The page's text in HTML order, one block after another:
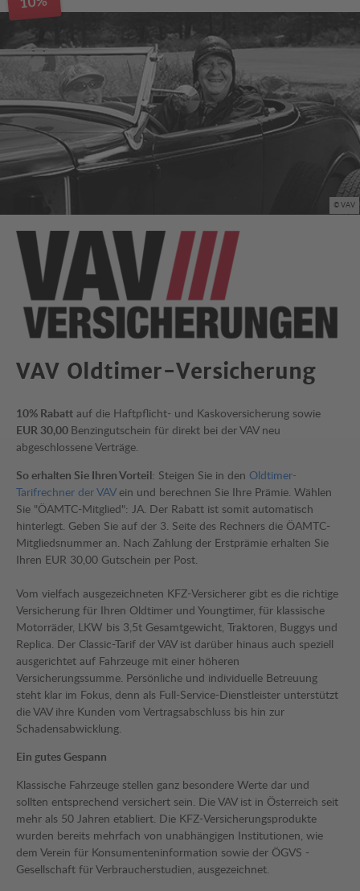
© VAV
VAV Oldtimer-Versicherung
10% Rabatt auf die Haftpflicht- und Kaskoversicherung sowie
EUR 30,00 Benzingutschein für direkt bei der VAV neu
abgeschlossene Verträge.
So erhalten Sie Ihren Vorteil: Steigen Sie in den Oldtimer-
Tarifrechner der VAVein und berechnen Sie Ihre Prämie. Wählen
Sie "ÖAMTC-Mitglied": JA. Der Rabatt ist somit automatisch
hinterlegt. Geben Sie auf der 3. Seite des Rechners die ÖAMTC-
Mitgliedsnummer an. Nach Zahlung der Erstprämie erhalten Sie
Ihren EUR 30,00 Gutschein per Post.
Vom vielfach ausgezeichneten KFZ-Versicherer gibt es die richtige
Versicherung für Ihren Oldtimer und Youngtimer, für klassische
Motorräder, LKW bis 3,5t Gesamtgewicht, Traktoren, Buggys und
Replica. Der Classic-Tarif der VAV ist darüber hinaus auch speziell
ausgerichtet auf Fahrzeuge mit einer höheren
Versicherungssumme. Persönliche und individuelle Betreuung
steht klar im Fokus, denn als Full-Service-Dienstleister unterstützt
die VAV ihre Kunden vom Vertragsabschluss bis hin zur
Schadensabwicklung.
Ein gutes Gespann
Klassische Fahrzeuge stellen ganz besondere Werte dar und
sollten entsprechend versichert sein. Die VAV ist in Österreich seit
mehr als 50 Jahren etabliert. Die KFZ-Versicherungsprodukte
wurden bereits mehrfach von unabhängigen Institutionen, wie
dem Verein für Konsumenteninformation sowie der ÖGVS -
Gesellschaft für Verbraucherstudien, ausgezeichnet.